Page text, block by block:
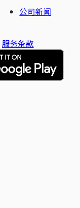
公司新闻
服务条款